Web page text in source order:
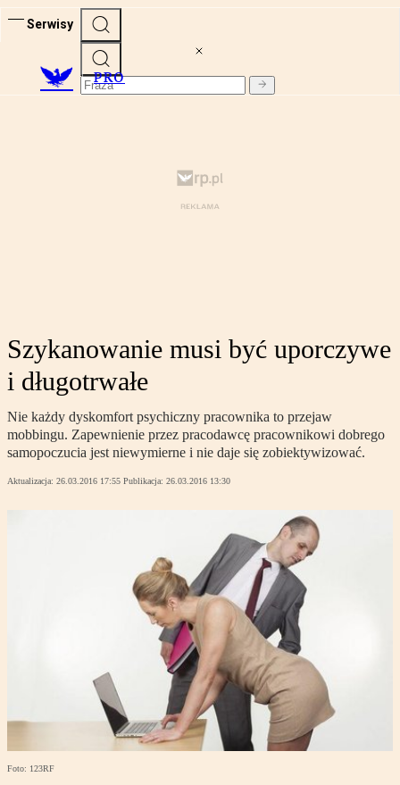
Serwisy
PRO
Szykanowanie musi być uporczywe
i długotrwałe
Nie każdy dyskomfort psychiczny pracownika to przejaw
mobbingu. Zapewnienie przez pracodawcę pracownikowi dobrego
samopoczucia jest niewymierne i nie daje się zobiektywizować.
Aktualizacja: 26.03.2016 17:55 Publikacja: 26.03.2016 13:30
Foto: 123RF